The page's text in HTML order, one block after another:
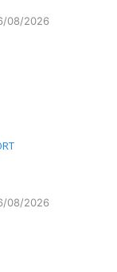
08/2026
08/2026